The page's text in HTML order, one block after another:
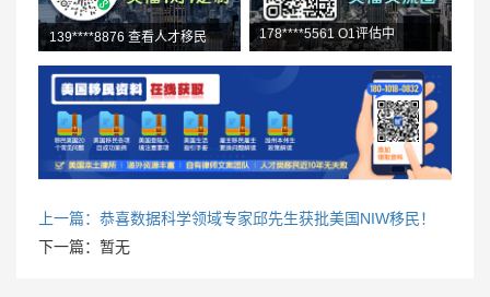
139****8876 查看人才移民 178****5561 O1评估中
上一篇：恭喜数据科学领域专家邱先生获批美国NIW移民！
下一篇：暂无